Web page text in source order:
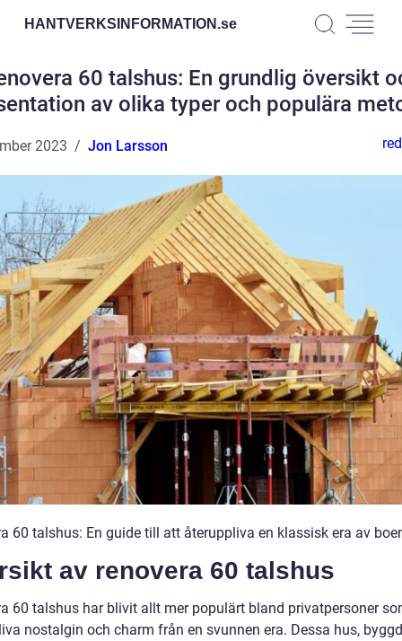
HANTVERKSINFORMATION.se
60 talshus: En grundlig översikt
av olika typer och populära
2023 Jon Larsson
60 talshus: En guide till att återuppliva en klassisk era av
av renovera 60 talshus
60 talshus har blivit allt mer populärt bland privatpersoner
nostalgin och charm från en svunnen era. Dessa hus,